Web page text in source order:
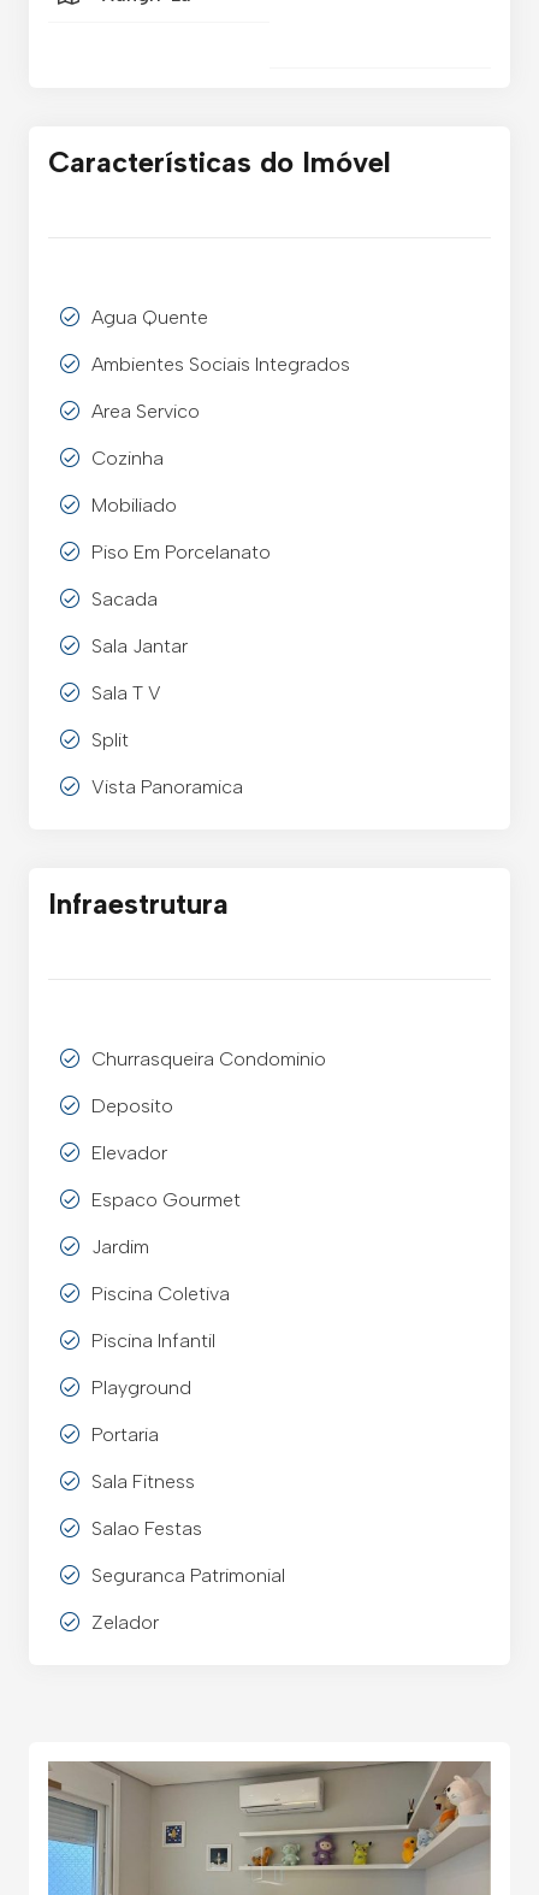
Características do Imóvel
Agua Quente
Ambientes Sociais Integrados
Area Servico
Cozinha
Mobiliado
Piso Em Porcelanato
Sacada
Sala Jantar
Sala T V
Split
Vista Panoramica
Infraestrutura
Churrasqueira Condominio
Deposito
Elevador
Espaco Gourmet
Jardim
Piscina Coletiva
Piscina Infantil
Playground
Portaria
Sala Fitness
Salao Festas
Seguranca Patrimonial
Zelador